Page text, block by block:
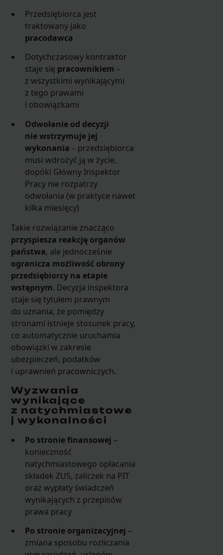
Przedsiębiorca jest
traktowany jako
pracodawca
Dotychczasowy kontraktor
staje się pracownikiem –
z wszystkimi wynikającymi
z tego prawami
i obowiązkami
Odwołanie od decyzji
nie wstrzymuje jej
wykonania – przedsiębiorca
musi wdrożyć ją w życie,
dopóki Główny Inspektor
Pracy nie rozpatrzy
odwołania (w praktyce nawet
kilka miesięcy)
Takie rozwiązanie znacząco
przyspiesza reakcję organów
państwa, ale jednocześnie
ogranicza możliwość obrony
przedsiębiorcy na etapie
wstępnym. Decyzja inspektora
staje się tytułem prawnym
do uznania, że pomiędzy
stronami istnieje stosunek pracy,
co automatycznie uruchamia
obowiązki w zakresie
ubezpieczeń, podatków
i uprawnień pracowniczych.
Wyzwania
wynikające
z natychmiastowe
j wykonalności
Po stronie finansowej –
konieczność
natychmiastowego opłacania
składek ZUS, zaliczek na PIT
oraz wypłaty świadczeń
wynikających z przepisów
prawa pracy
Po stronie organizacyjnej –
zmiana sposobu rozliczania